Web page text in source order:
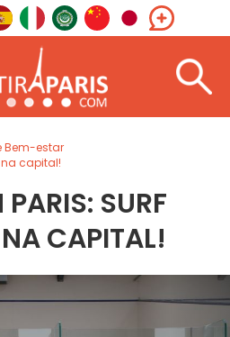
Bem-estar
na capital!
SURF
CAPITAL!